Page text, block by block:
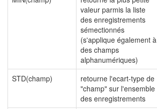
valeur parmis la liste
des enregistrements
sémectionnés
(s'applique également à
des champs
alphanumériques)
STD(champ)
retourne l'ecart-type de
"champ" sur l'ensemble
des enregistrements